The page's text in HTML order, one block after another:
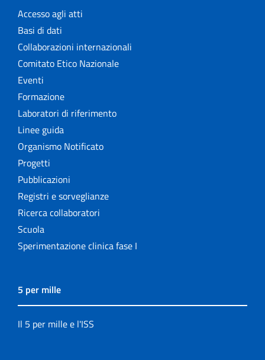
Accesso agli atti
Basi di dati
Collaborazioni internazionali
Comitato Etico Nazionale
Eventi
Formazione
Laboratori di riferimento
Linee guida
Organismo Notificato
Progetti
Pubblicazioni
Registri e sorveglianze
Ricerca collaboratori
Scuola
Sperimentazione clinica fase I
5 per mille
Il 5 per mille e l'ISS